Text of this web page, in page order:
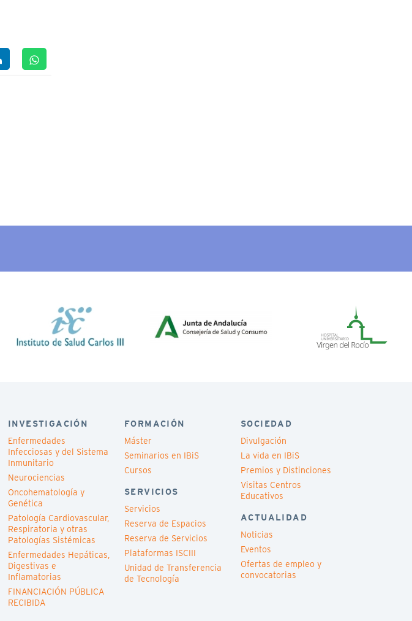
INVESTIGACIÓN
Enfermedades
Infecciosas y del Sistema
Inmunitario
Neurociencias
Oncohematología y
Genética
Patología Cardiovascular,
Respiratoria y otras
Patologías Sistémicas
Enfermedades Hepáticas,
Digestivas e
Inflamatorias
FINANCIACIÓN PÚBLICA
RECIBIDA
FORMACIÓN
Máster
Seminarios en IBiS
Cursos
SERVICIOS
Servicios
Reserva de Espacios
Reserva de Servicios
Plataformas ISCIII
Unidad de Transferencia
de Tecnología
SOCIEDAD
Divulgación
La vida en IBiS
Premios y Distinciones
Visitas Centros
Educativos
ACTUALIDAD
Noticias
Eventos
Ofertas de empleo y
convocatorias